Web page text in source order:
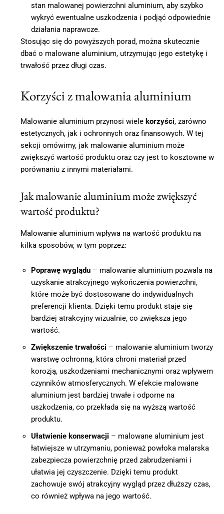
stan malowanej powierzchni aluminium, aby szybko
wykryć ewentualne uszkodzenia i podjąć odpowiednie
działania naprawcze.
Stosując się do powyższych porad, można skutecznie
dbać o malowane aluminium, utrzymując jego estetykę i
trwałość przez długi czas.
Korzyści z malowania aluminium
Malowanie aluminium przynosi wiele korzyści, zarówno
estetycznych, jak i ochronnych oraz finansowych. W tej
sekcji omówimy, jak malowanie aluminium może
zwiększyć wartość produktu oraz czy jest to kosztowne w
porównaniu z innymi materiałami.
Jak malowanie aluminium może zwiększyć
wartość produktu?
Malowanie aluminium wpływa na wartość produktu na
kilka sposobów, w tym poprzez:
Poprawę wyglądu – malowanie aluminium pozwala na
uzyskanie atrakcyjnego wykończenia powierzchni,
które może być dostosowane do indywidualnych
preferencji klienta. Dzięki temu produkt staje się
bardziej atrakcyjny wizualnie, co zwiększa jego
wartość.
Zwiększenie trwałości – malowanie aluminium tworzy
warstwę ochronną, która chroni materiał przed
korozją, uszkodzeniami mechanicznymi oraz wpływem
czynników atmosferycznych. W efekcie malowane
aluminium jest bardziej trwałe i odporne na
uszkodzenia, co przekłada się na wyższą wartość
produktu.
Ułatwienie konserwacji – malowane aluminium jest
łatwiejsze w utrzymaniu, ponieważ powłoka malarska
zabezpiecza powierzchnię przed zabrudzeniami i
ułatwia jej czyszczenie. Dzięki temu produkt
zachowuje swój atrakcyjny wygląd przez dłuższy czas,
co również wpływa na jego wartość.